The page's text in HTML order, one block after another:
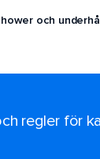
och
regler för